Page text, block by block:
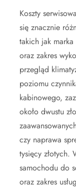
Koszty
się znacznie
takich jak
oraz zakres
przegląd
poziomu
kabinowego,
około dwustu
czy naprawa
tysięcy złotych.
samochodu do
oraz zakres